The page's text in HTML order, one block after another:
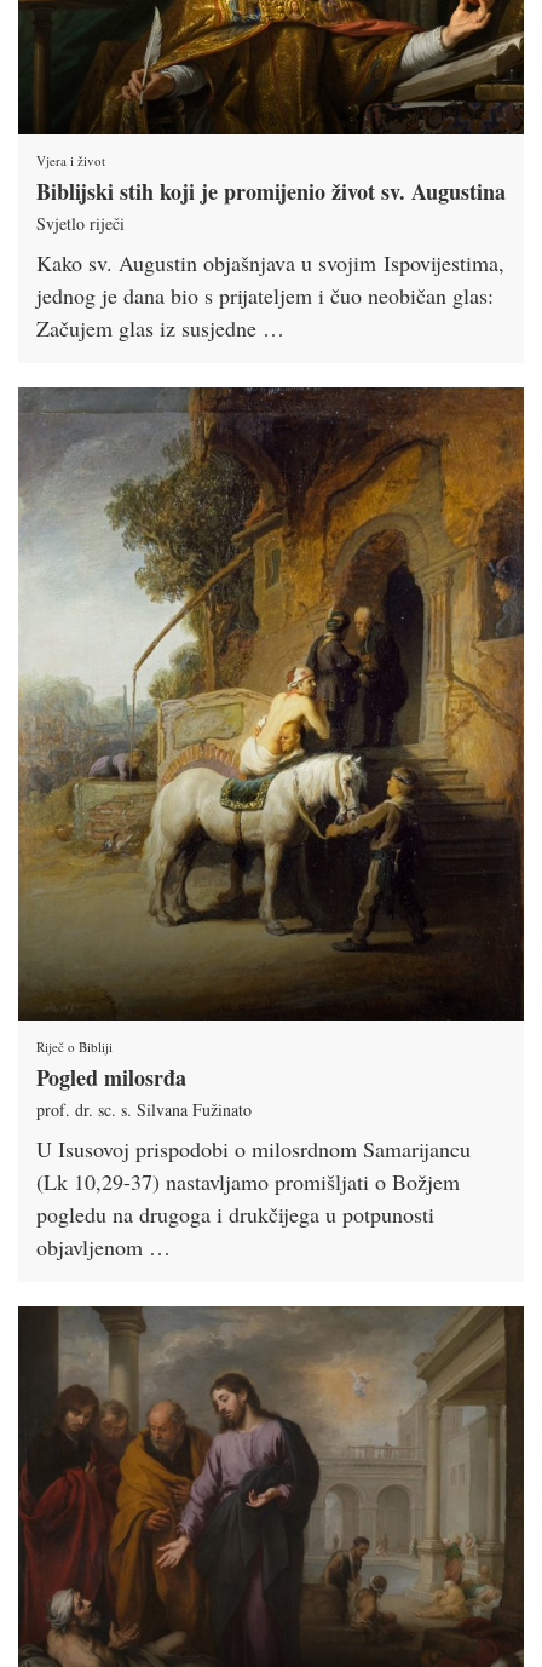
Vjera i život
Biblijski stih koji je promijenio život sv. Augustina
Svjetlo riječi
Kako sv. Augustin objašnjava u svojim Ispovijestima,
jednog je dana bio s prijateljem i čuo neobičan glas:
Začujem glas iz susjedne …
Riječ o Bibliji
Pogled milosrđa
prof. dr. sc. s. Silvana Fužinato
U Isusovoj prispodobi o milosrdnom Samarijancu
(Lk 10,29-37) nastavljamo promišljati o Božjem
pogledu na drugoga i drukčijega u potpunosti
objavljenom …